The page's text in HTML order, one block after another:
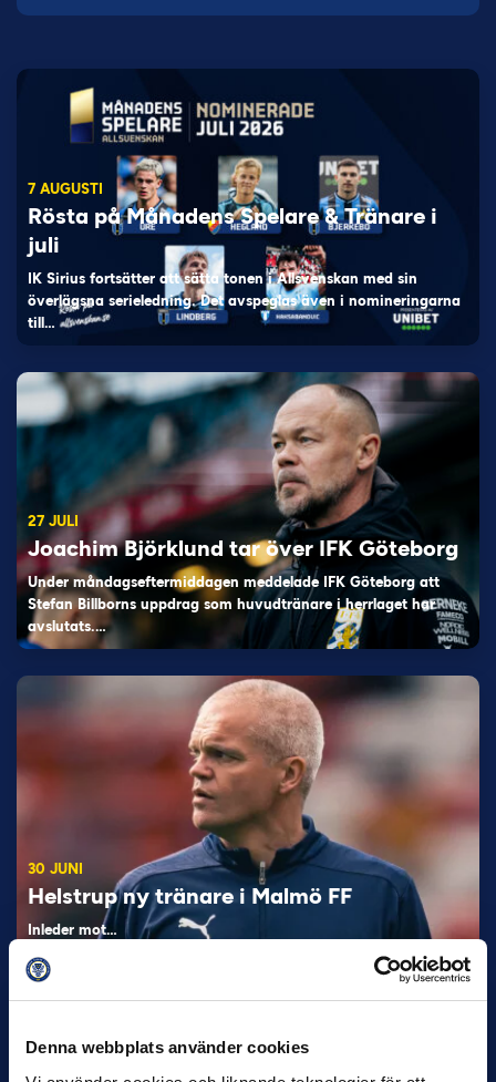
Denna webbplats använder cookies
7 AUGUSTI
Rösta på Månadens Spelare & Tränare i
juli
IK Sirius fortsätter att sätta tonen i Allsvenskan med sin
överlägsna serieledning. Det avspeglas även i nomineringarna
till…
27 JULI
Joachim Björklund tar över IFK Göteborg
Under måndagseftermiddagen meddelade IFK Göteborg att
Stefan Billborns uppdrag som huvudtränare i herrlaget har
avslutats.…
30 JUNI
Helstrup ny tränare i Malmö FF
Inleder mot…